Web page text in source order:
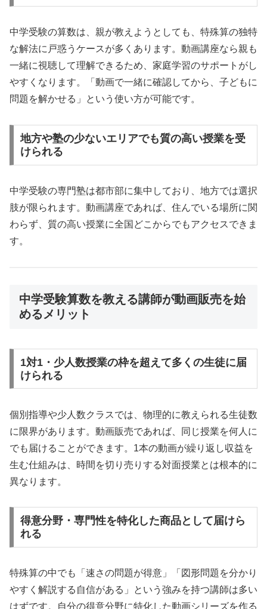
中学受験の算数は、親が教えようとしても、特殊算の独特
な解法に戸惑うケースが多くあります。動画講座なら親も
一緒に視聴して理解できるため、家庭学習のサポートがし
やすくなります。「動画で一緒に確認してから、子どもに
問題を解かせる」という使い方が可能です。
地方や塾の少ないエリアでも質の高い授業を受
けられる
中学受験の専門塾は都市部に集中しており、地方では選択
肢が限られます。動画講座であれば、住んでいる場所に関
わらず、質の高い授業に全国どこからでもアクセスできま
す。
中学受験算数を教える講師が動画販売を始
めるメリット
1対1・少人数授業の枠を超えて多くの生徒に届
けられる
個別指導や少人数クラスでは、物理的に教えられる生徒数
に限界があります。動画販売であれば、同じ授業を何人に
でも届けることができます。1本の動画が繰り返し収益を
生む仕組みは、時間を切り売りする対面授業とは根本的に
異なります。
得意分野・専門性を特化した商品として届けら
れる
特殊算の中でも「速さの問題が得意」「図形問題を分かり
やすく解説する自信がある」という強みを持つ講師は多い
はずです。自分の得意分野に特化した動画シリーズを作る